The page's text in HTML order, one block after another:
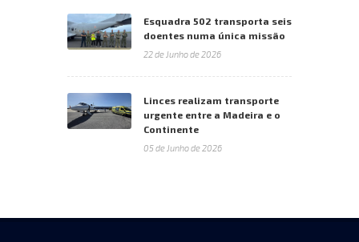
Esquadra 502 transporta seis
doentes numa única missão
22 de Junho de 2026
Linces realizam transporte
urgente entre a Madeira e o
Continente
05 de Junho de 2026